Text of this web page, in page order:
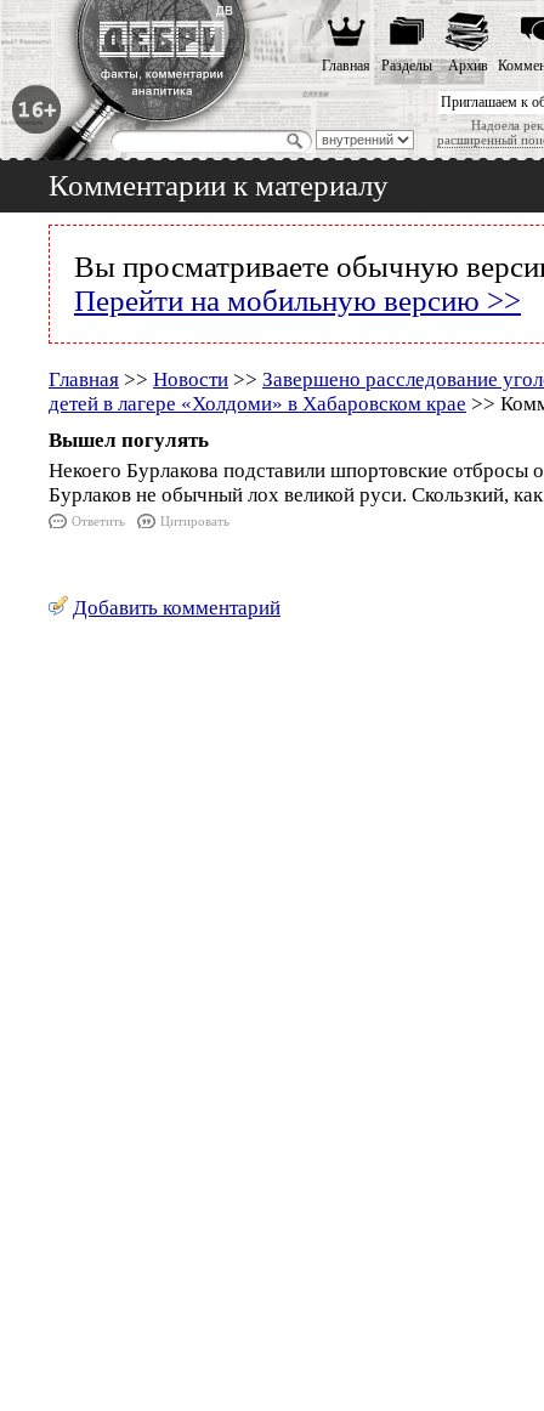
Приглашаем к
Надоела
расширенный
Главная Разделы Архив
Комментарии к материалу
Вы просматриваете обычную
Перейти на мобильную версию >>
Главная >> Новости >> Завершено расследование
детей в лагере «Холдоми» в Хабаровском крае >>
Вышел погулять
Некоего Бурлакова подставили шпортовские отбросы
Бурлаков не обычный лох великой руси. Скользкий,
Ответить Цитировать
Добавить комментарий